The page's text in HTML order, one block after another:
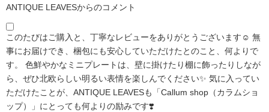
ANTIQUE LEAVESからのコメント
このたびはご購入と、丁寧なレビューをありがとうございます☺️ 無
事にお届けでき、梱包にも安心していただけたとのこと、何よりで
す。 色鮮やかなミニプレートは、壁に掛けたり棚に飾ったりしなが
ら、ぜひ北欧らしい明るい表情を楽しんでください✨ 気に入ってい
ただけたことが、ANTIQUE LEAVESも「Callum shop（カラムショ
ップ）」にとっても何よりの励みです❣️